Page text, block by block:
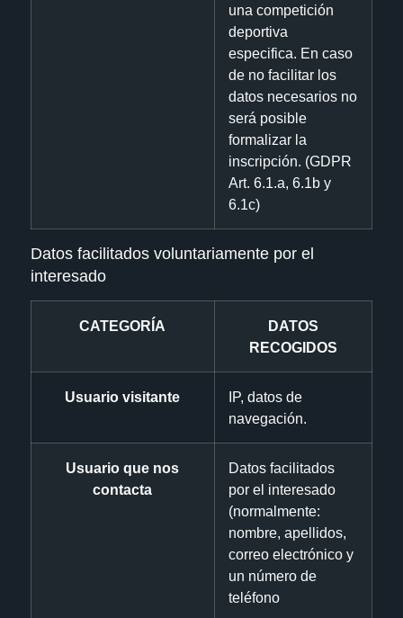
una competición
deportiva
especifica. En caso
de no facilitar los
datos necesarios no
será posible
formalizar la
inscripción. (GDPR
Art. 6.1.a, 6.1b y
6.1c)
Datos facilitados voluntariamente por el
interesado
CATEGORÍA
DATOS
RECOGIDOS
Usuario visitante
IP, datos de
navegación.
Usuario que nos
contacta
Datos facilitados
por el interesado
(normalmente:
nombre, apellidos,
correo electrónico y
un número de
teléfono